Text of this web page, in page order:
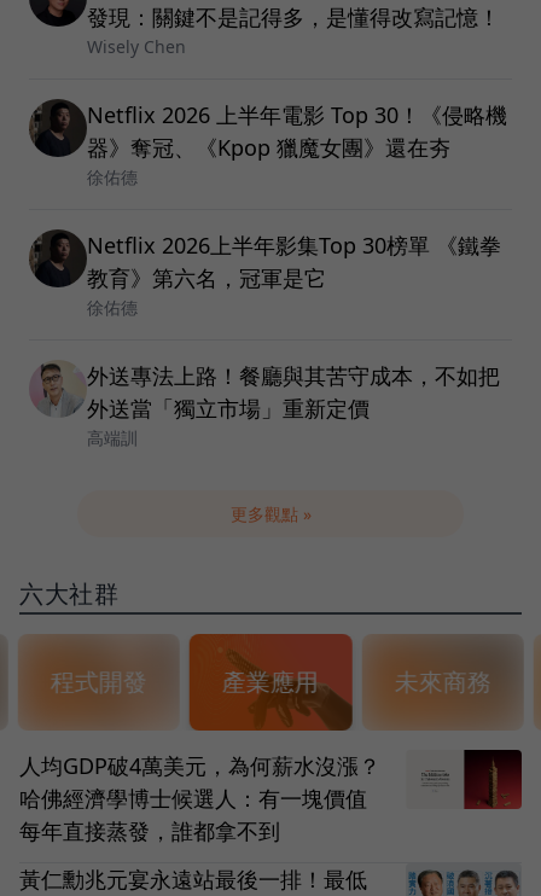
發現：關鍵不是記得多，是懂得改寫記憶！
Wisely Chen
Netflix 2026 上半年電影 Top 30！《侵略機
器》奪冠、《Kpop 獵魔女團》還在夯
徐佑德
Netflix 2026上半年影集Top 30榜單 《鐵拳
教育》第六名，冠軍是它
徐佑德
外送專法上路！餐廳與其苦守成本，不如把
外送當「獨立市場」重新定價
高端訓
更多觀點 »
六大社群
程式開發 產業應用 未來商務
人均GDP破4萬美元，為何薪水沒漲？
哈佛經濟學博士候選人：有一塊價值
每年直接蒸發，誰都拿不到
黃仁勳兆元宴永遠站最後一排！最低